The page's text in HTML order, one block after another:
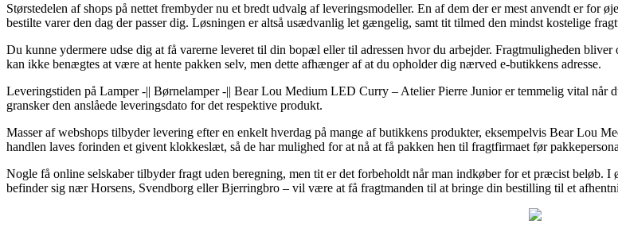
Størstedelen af shops på nettet frembyder nu et bredt udvalg af leveringsmodeller. En af dem der er mest anvendt er
bestilte varer den dag der passer dig. Løsningen er altså usædvanlig let gængelig, samt tit tilmed den mindst kostelige
Du kunne ydermere udse dig at få varerne leveret til din bopæl eller til adressen hvor du arbejder. Fragtmuligheden
kan ikke benægtes at være at hente pakken selv, men dette afhænger af at du opholder dig nærved e-butikkens adresse.
Leveringstiden på Lamper -|| Børnelamper -|| Bear Lou Medium LED Curry – Atelier Pierre Junior er temmelig vital når
gransker den anslåede leveringsdato for det respektive produkt.
Masser af webshops tilbyder levering efter en enkelt hverdag på mange af butikkens produkter, eksempelvis Bear Lou
handlen laves forinden et givent klokkeslæt, så de har mulighed for at nå at få pakken hen til fragtfirmaet før
Nogle få online selskaber tilbyder fragt uden beregning, men tit er det forbeholdt når man indkøber for et præcist beløb.
befinder sig nær Horsens, Svendborg eller Bjerringbro – vil være at få fragtmanden til at bringe din bestilling til et